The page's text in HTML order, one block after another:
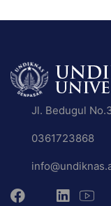
Jl. Bedugul
0361723868